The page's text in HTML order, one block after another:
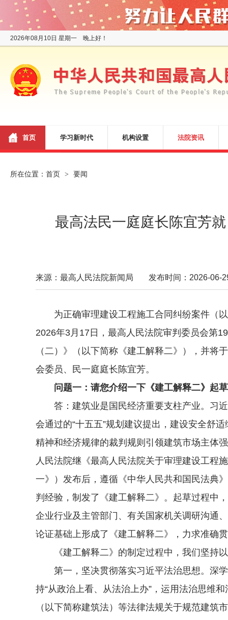
2026年08月10日 星期一 晚上好！
首页 学习新时代 机构设置 法院资讯
所在位置： 首页 > 要闻
最高法民一庭庭长陈宜芳
来源：最高人民法院新闻局 发布时间：2026-06-
为正确审理建设工程施工合同纠纷案件（以
2026年3月17日，最高人民法院审判委员会第
（二）》（以下简称《建工解释二》），并
会委员、民一庭庭长陈宜芳。
问题一：请您介绍一下《建工解释二》起
答：建筑业是国民经济重要支柱产业。习近
会通过的“十五五”规划建议提出，建设安全舒
精神和经济规律的裁判规则引领建筑市场主体
人民法院继《最高人民法院关于审理建设工程
一》）发布后，遵循《中华人民共和国民法典
判经验，制发了《建工解释二》。起草过程中
企业行业及主管部门、有关国家机关调研沟通
论证基础上形成了《建工解释二》，力求准确
《建工解释二》的制定过程中，我们坚持
第一，坚决贯彻落实习近平法治思想。深学
持“从政治上看、从法治上办”，运用法治思维
（以下简称建筑法）等法律法规关于规范建